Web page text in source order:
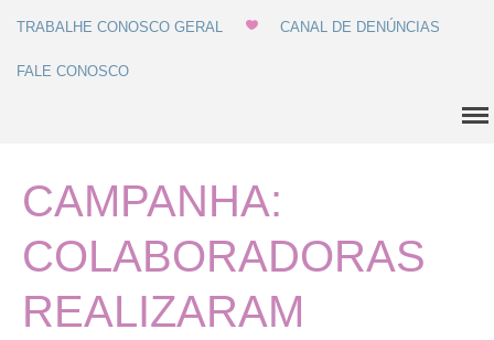
Regulamentos
História
Localização
MISSÃO, VISÃO E VALORES
TERMOS DE USO E POLÍTICA
TRABALHE CONOSCO GERAL CANAL DE DENÚNCIAS
FALE CONOSCO
CAMPANHA:
COLABORADORAS
REALIZARAM